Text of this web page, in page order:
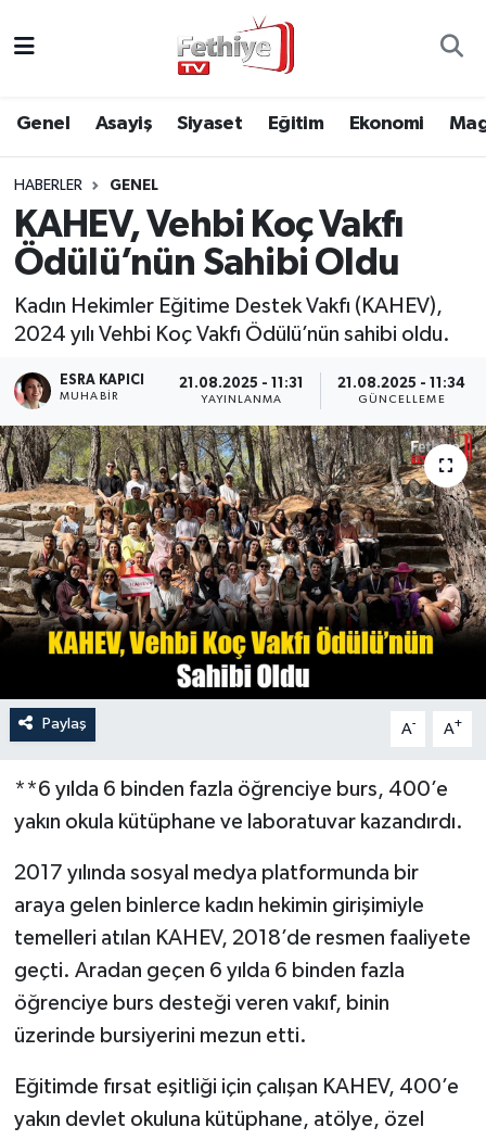
Genel Asayiş Siyaset Eğitim Ekonomi
HABERLER GENEL
KAHEV, Vehbi Koç Vakfı
Ödülü’nün Sahibi Oldu
Kadın Hekimler Eğitime Destek Vakfı (KAHEV),
2024 yılı Vehbi Koç Vakfı Ödülü’nün sahibi oldu.
ESRA KAPICI
MUHABİR
21.08.2025 - 11:31
YAYINLANMA
21.08.2025 - 11:34
GÜNCELLEME
Paylaş A- A+
**6 yılda 6 binden fazla öğrenciye burs, 400’e
yakın okula kütüphane ve laboratuvar kazandırdı.
2017 yılında sosyal medya platformunda bir
araya gelen binlerce kadın hekimin girişimiyle
temelleri atılan KAHEV, 2018’de resmen faaliyete
geçti. Aradan geçen 6 yılda 6 binden fazla
öğrenciye burs desteği veren vakıf, binin
üzerinde bursiyerini mezun etti.
Eğitimde fırsat eşitliği için çalışan KAHEV, 400’e
yakın devlet okuluna kütüphane, atölye, özel
Asayiş
Eğitim
Ekonomi
Spor
Turizm
Muğla Hava Durumu
Muğla Namaz Vakitleri
Muğla Trafik Yoğunluk Haritası
Süper Lig Puan Durumu ve Fikstür
Haber Arşivi